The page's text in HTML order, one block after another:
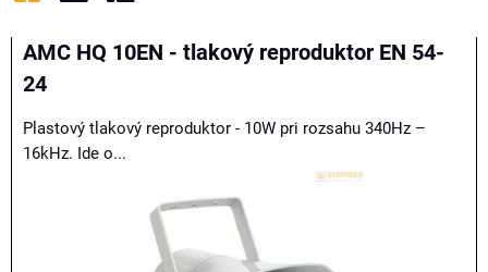
Mriežka
AMC HQ 10EN - tlakový reproduktor EN 54-
24
Plastový tlakový reproduktor - 10W pri rozsahu 340Hz –
16kHz. Ide o...